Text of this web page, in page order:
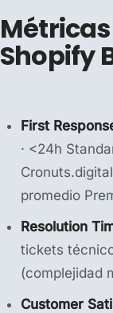
Shopify
First
· <24h
promedio
Resolution
tickets
(complejidad
Customer